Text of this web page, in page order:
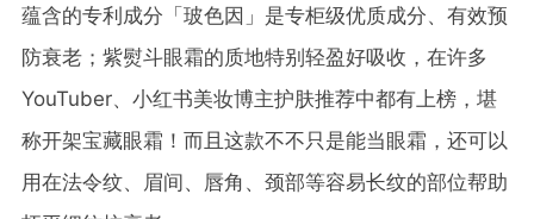
蕴含的专利成分「玻色因」是专柜级优质成分、有效预
防衰老；紫熨斗眼霜的质地特别轻盈好吸收，在许多
YouTuber、小红书美妆博主护肤推荐中都有上榜，堪
称开架宝藏眼霜！而且这款不不只是能当眼霜，还可以
用在法令纹、眉间、唇角、颈部等容易长纹的部位帮助